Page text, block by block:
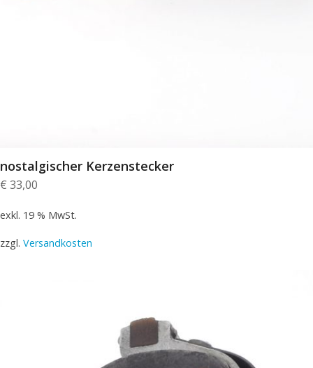
nostalgischer Kerzenstecker
€ 33,00
exkl. 19 % MwSt.
zzgl. Versandkosten